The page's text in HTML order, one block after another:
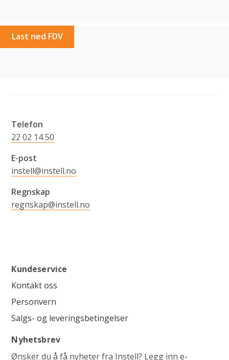
Last ned FDV
Telefon
22 02 14 50
E-post
instell@instell.no
Regnskap
regnskap@instell.no
Kundeservice
Kontakt oss
Personvern
Salgs- og leveringsbetingelser
Nyhetsbrev
Ønsker du å få nyheter fra Instell? Legg inn e-